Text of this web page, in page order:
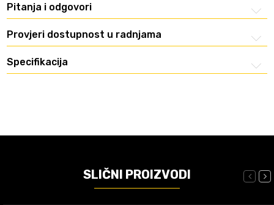
Pitanja i odgovori
Provjeri dostupnost u radnjama
Specifikacija
SLIČNI PROIZVODI